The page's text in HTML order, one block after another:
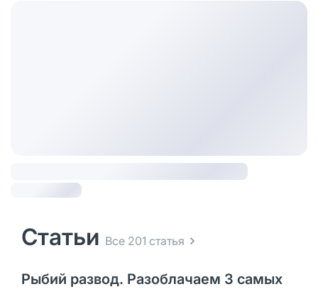
Статьи Все 201 статья
Рыбий развод. Разоблачаем 3 самых